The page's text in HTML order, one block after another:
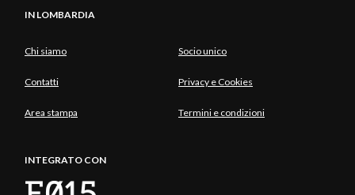
IN LOMBARDIA
Chi siamo Socio unico
Contatti Privacy e Cookies
Area stampa Termini e condizioni
INTEGRATO CON